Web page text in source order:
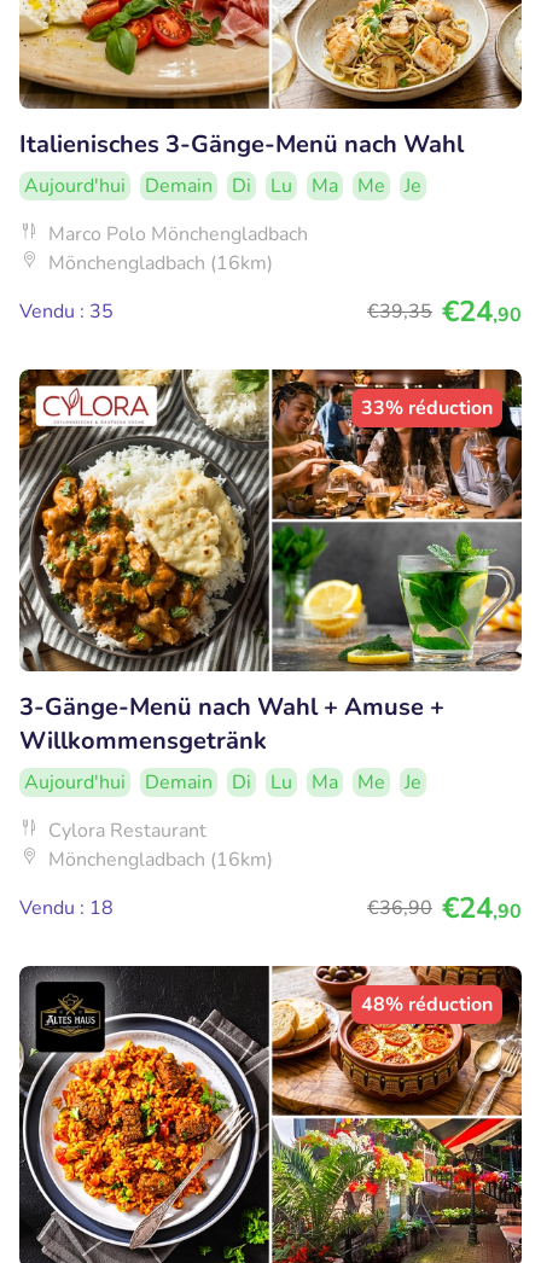
Italienisches 3-Gänge-Menü nach Wahl
Aujourd'hui Demain Di Lu Ma Me
Je
Marco Polo Mönchengladbach
Mönchengladbach (16km)
Vendu : 35
€39,35 €24,90
33% réduction
3-Gänge-Menü nach Wahl + Amuse +
Willkommensgetränk
Aujourd'hui Demain Di Lu Ma Me
Je
Cylora Restaurant
Mönchengladbach (16km)
Vendu : 18
€36,90 €24,90
48% réduction